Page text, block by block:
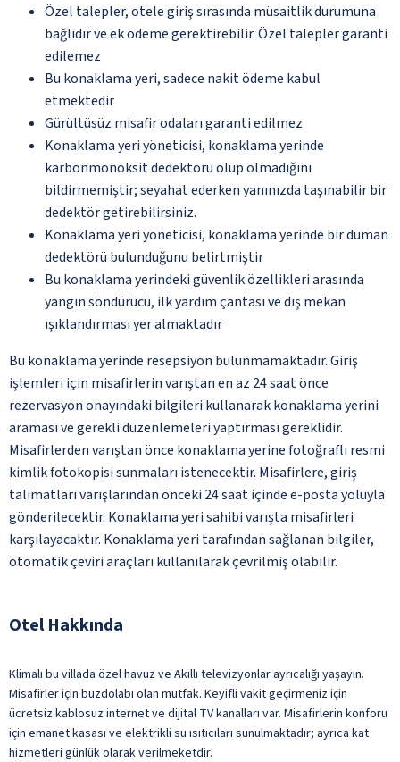
Özel talepler, otele giriş sırasında müsaitlik durumuna
bağlıdır ve ek ödeme gerektirebilir. Özel talepler garanti
edilemez
Bu konaklama yeri, sadece nakit ödeme kabul
etmektedir
Gürültüsüz misafir odaları garanti edilmez
Konaklama yeri yöneticisi, konaklama yerinde
karbonmonoksit dedektörü olup olmadığını
bildirmemiştir; seyahat ederken yanınızda taşınabilir bir
dedektör getirebilirsiniz.
Konaklama yeri yöneticisi, konaklama yerinde bir duman
dedektörü bulunduğunu belirtmiştir
Bu konaklama yerindeki güvenlik özellikleri arasında
yangın söndürücü, ilk yardım çantası ve dış mekan
ışıklandırması yer almaktadır
Bu konaklama yerinde resepsiyon bulunmamaktadır. Giriş
işlemleri için misafirlerin varıştan en az 24 saat önce
rezervasyon onayındaki bilgileri kullanarak konaklama yerini
araması ve gerekli düzenlemeleri yaptırması gereklidir.
Misafirlerden varıştan önce konaklama yerine fotoğraflı resmi
kimlik fotokopisi sunmaları istenecektir. Misafirlere, giriş
talimatları varışlarından önceki 24 saat içinde e-posta yoluyla
gönderilecektir. Konaklama yeri sahibi varışta misafirleri
karşılayacaktır. Konaklama yeri tarafından sağlanan bilgiler,
otomatik çeviri araçları kullanılarak çevrilmiş olabilir.
Otel Hakkında
Klimalı bu villada özel havuz ve Akıllı televizyonlar ayrıcalığı yaşayın.
Misafirler için buzdolabı olan mutfak. Keyifli vakit geçirmeniz için
ücretsiz kablosuz internet ve dijital TV kanalları var. Misafirlerin konforu
için emanet kasası ve elektrikli su ısıtıcıları sunulmaktadır; ayrıca kat
hizmetleri günlük olarak verilmeketdir.